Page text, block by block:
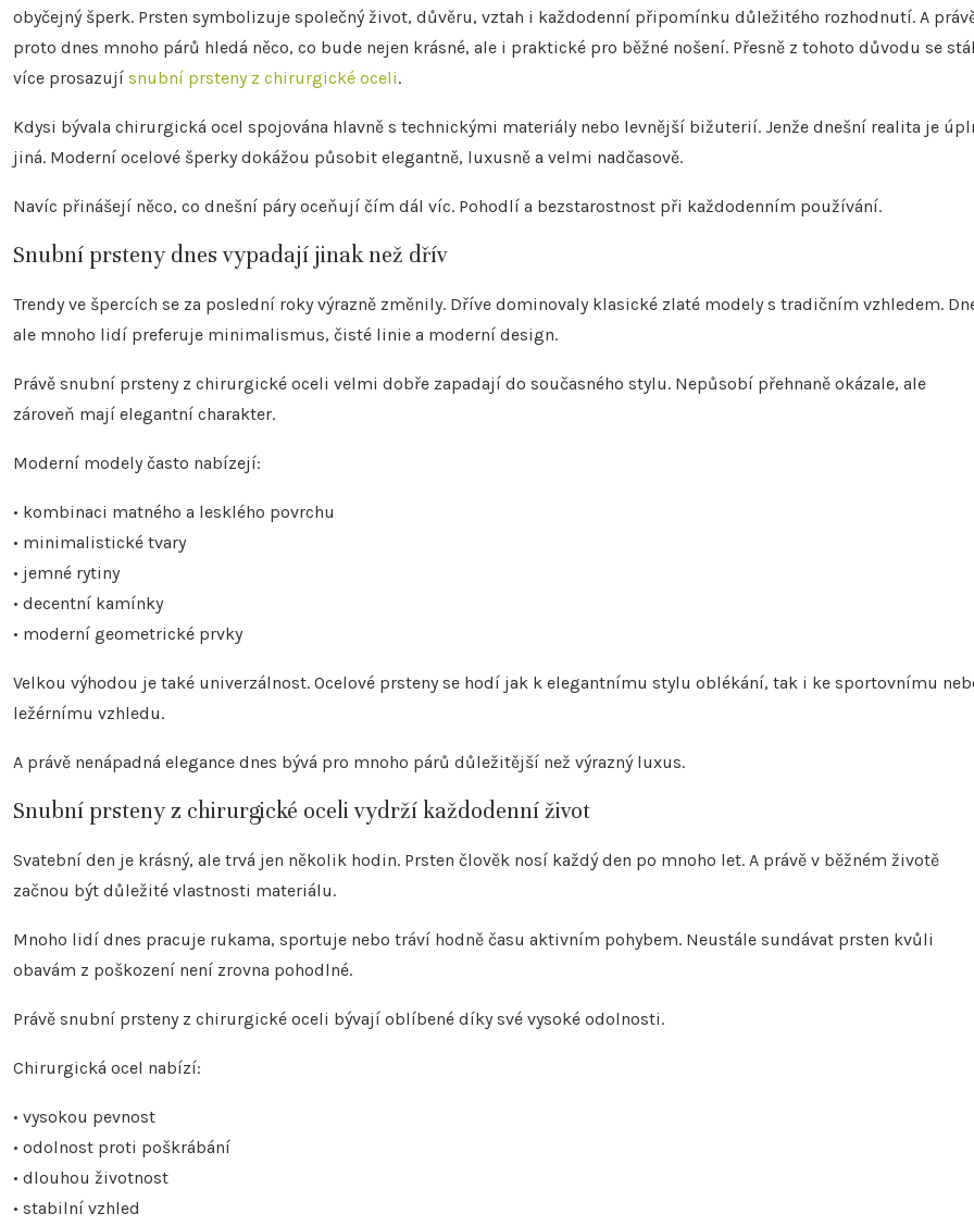
obyčejný šperk. Prsten symbolizuje společný život, důvěru, vztah i každodenní připomínku důležitého rozhodnutí. A
proto dnes mnoho párů hledá něco, co bude nejen krásné, ale i praktické pro běžné nošení. Přesně z tohoto důvodu se
více prosazují snubní prsteny z chirurgické oceli.
Kdysi bývala chirurgická ocel spojována hlavně s technickými materiály nebo levnější bižuterií. Jenže dnešní realita je
jiná. Moderní ocelové šperky dokážou působit elegantně, luxusně a velmi nadčasově.
Navíc přinášejí něco, co dnešní páry oceňují čím dál víc. Pohodlí a bezstarostnost při každodenním používání.
Snubní prsteny dnes vypadají jinak než dřív
Trendy ve špercích se za poslední roky výrazně změnily. Dříve dominovaly klasické zlaté modely s tradičním vzhledem.
ale mnoho lidí preferuje minimalismus, čisté linie a moderní design.
Právě snubní prsteny z chirurgické oceli velmi dobře zapadají do současného stylu. Nepůsobí přehnaně okázale, ale
zároveň mají elegantní charakter.
Moderní modely často nabízejí:
• kombinaci matného a lesklého povrchu
• minimalistické tvary
• jemné rytiny
• decentní kamínky
• moderní geometrické prvky
Velkou výhodou je také univerzálnost. Ocelové prsteny se hodí jak k elegantnímu stylu oblékání, tak i ke sportovnímu
ležérnímu vzhledu.
A právě nenápadná elegance dnes bývá pro mnoho párů důležitější než výrazný luxus.
Snubní prsteny z chirurgické oceli vydrží každodenní život
Svatební den je krásný, ale trvá jen několik hodin. Prsten člověk nosí každý den po mnoho let. A právě v běžném životě
začnou být důležité vlastnosti materiálu.
Mnoho lidí dnes pracuje rukama, sportuje nebo tráví hodně času aktivním pohybem. Neustále sundávat prsten kvůli
obavám z poškození není zrovna pohodlné.
Právě snubní prsteny z chirurgické oceli bývají oblíbené díky své vysoké odolnosti.
Chirurgická ocel nabízí:
• vysokou pevnost
• odolnost proti poškrábání
• dlouhou životnost
• stabilní vzhled